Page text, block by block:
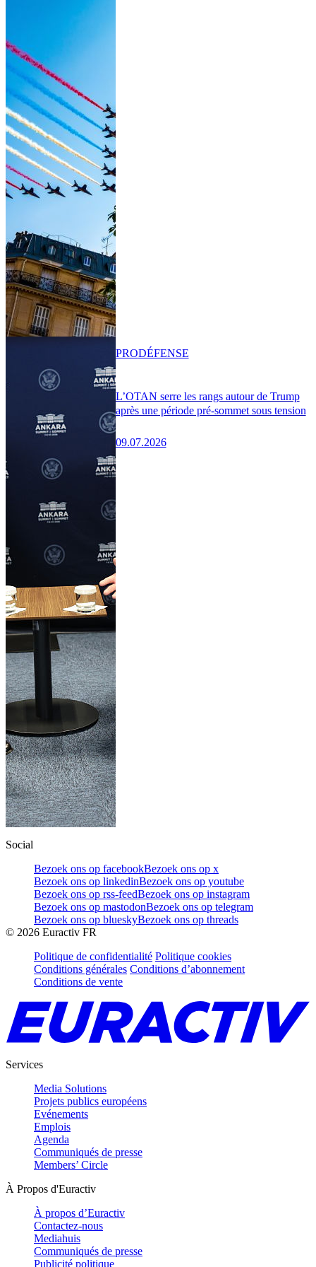
L’OTAN serre les rangs autour de Trump
après une période pré-sommet sous tension
09.07.2026
PRODÉFENSE
Social
Bezoek ons op facebookBezoek ons op x
Bezoek ons op linkedinBezoek ons op youtube
Bezoek ons op rss-feedBezoek ons op instagram
Bezoek ons op mastodonBezoek ons op telegram
Bezoek ons op blueskyBezoek ons op threads
© 2026 Euractiv FR
Politique de confidentialité Politique cookies
Conditions générales Conditions d’abonnement
Conditions de vente
Services
Media Solutions
Projets publics européens
Evénements
Emplois
Agenda
Communiqués de presse
Members’ Circle
À Propos d'Euractiv
À propos d’Euractiv
Contactez-nous
Mediahuis
Communiqués de presse
Publicité politique